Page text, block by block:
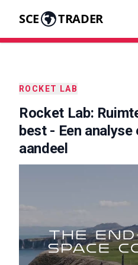
SCE TRADER
ROCKET LAB
Rocket Lab:
best - Een
aandeel